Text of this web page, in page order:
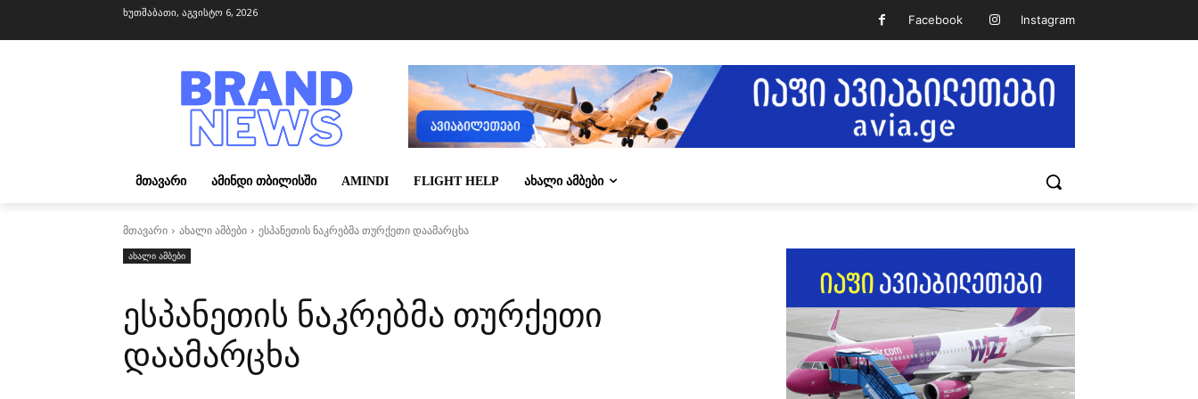
Facebook Instagram
ხუთშაბათი, აგვისტო 6, 2026
ᲛᲗᲐᲕᲐᲠᲘ ᲐᲛᲘᲜᲓᲘ ᲗᲑᲘᲚᲘᲡᲨᲘ AMINDI FLIGHT HELP ᲐᲮᲐᲚᲘ ᲐᲛᲑᲔᲑᲘ
მთავარი ახალი ამბები ესპანეთის ნაკრებმა თურქეთი დაამარცხა
ახალი ამბები
ესპანეთის ნაკრებმა თურქეთი
დაამარცხა